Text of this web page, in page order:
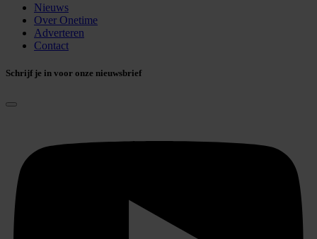
Nieuws
Over Onetime
Adverteren
Contact
Schrijf je in voor onze nieuwsbrief